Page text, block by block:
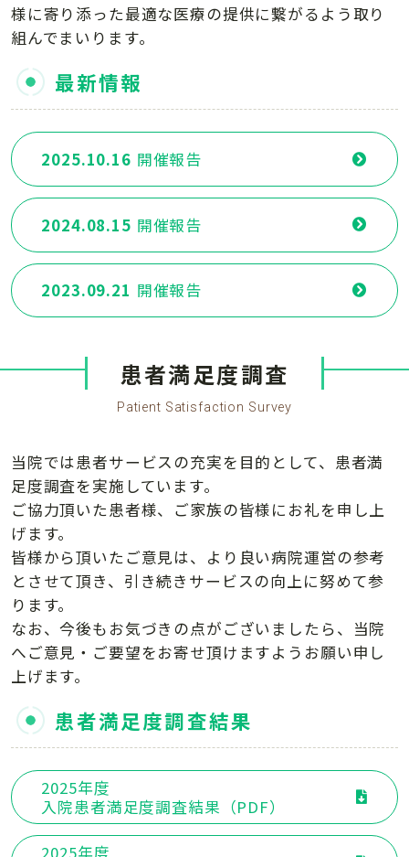
様に寄り添った最適な医療の提供に繋がるよう取り
組んでまいります。
最新情報
2025.10.16 開催報告
2024.08.15 開催報告
2023.09.21 開催報告
患者満足度調査
Patient Satisfaction Survey
当院では患者サービスの充実を目的として、患者満
足度調査を実施しています。
ご協力頂いた患者様、ご家族の皆様にお礼を申し上
げます。
皆様から頂いたご意見は、より良い病院運営の参考
とさせて頂き、引き続きサービスの向上に努めて参
ります。
なお、今後もお気づきの点がございましたら、当院
へご意見・ご要望をお寄せ頂けますようお願い申し
上げます。
患者満足度調査結果
2025年度
入院患者満足度調査結果（PDF）